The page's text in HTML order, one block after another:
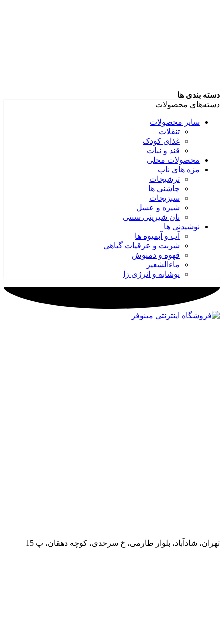
دسته بندی ها
دسته‌های محصولات
سایر محصولات
تنقلات
غذای کودک
قند و نبات
محصولات محلی
مزه های ناب
ترشیجات
چاشنی ها
سبزیجات
شیره و عسل
نان شیرینی سنتی
نوشیدنی ها
آب و آبمیوه ها
شربت و عرقیات گیاهی
قهوه و دمنوش
ماءالشعیر
نوشابه و انرژی زا
تهران، شادآباد، بلوار طارمی، خ سرحدی، کوچه دهقان، پ 15